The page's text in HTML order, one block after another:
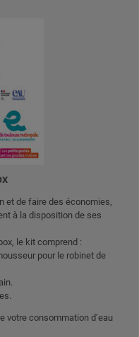
et de faire des économies,
à la disposition de ses
le kit comprend :
pour le robinet de
votre consommation d’eau